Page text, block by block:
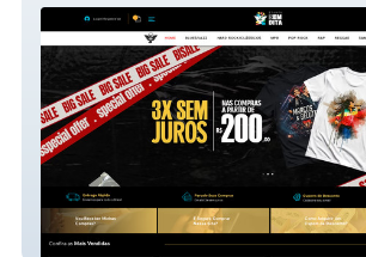
Stampa BemDita